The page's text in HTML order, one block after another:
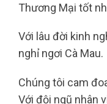
Thương Mại tốt
Với lâu đời kinh
nghỉ ngơi Cà Mau.
Chúng tôi cam
Với đội ngũ nhân